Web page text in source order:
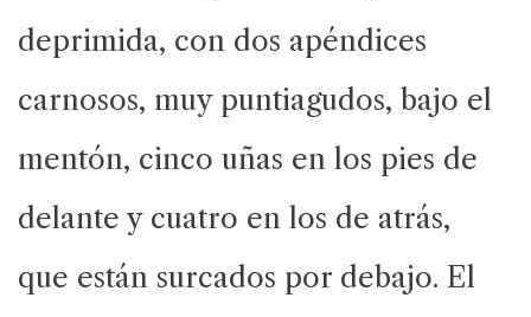
deprimida, con dos apéndices
carnosos, muy puntiagudos, bajo el
mentón, cinco uñas en los pies de
delante y cuatro en los de atrás,
que están surcados por debajo. El